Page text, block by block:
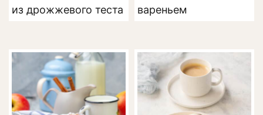
из дрожжевого теста
вареньем